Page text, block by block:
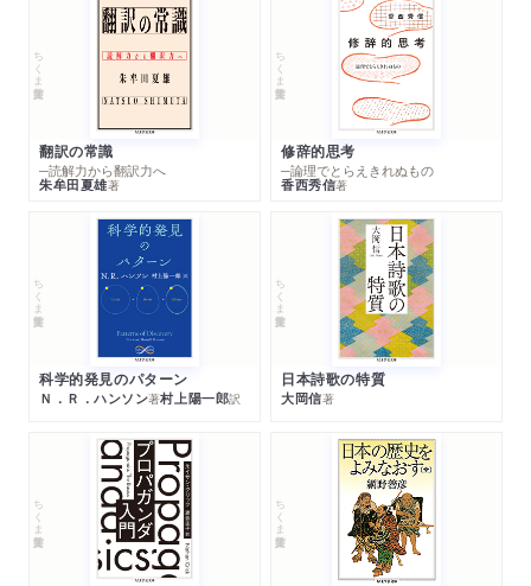
ちくま学芸文庫
翻訳の常識
─読解力から翻訳力へ
朱牟田夏雄著
ちくま学芸文庫
修辞的思考
─論理でとらえきれぬもの
香西秀信著
ちくま学芸文庫
科学的発見のパターン
Ｎ．Ｒ．ハンソン著村上陽一郎訳
ちくま学芸文庫
日本詩歌の特質
大岡信著
ちくま学芸文庫 ちくま学芸文庫